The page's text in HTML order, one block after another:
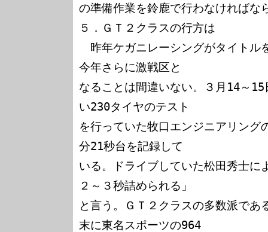
の準備作業を鈴鹿で行わなければな
５．ＧＴ２クラスの行方は
昨年ケガニレーシングがタイトル
今年さらに激戦区と
なることは間違いない。３月14～
い230タイヤのテスト
を行っていた牧口エンジニアリング
分21秒台を記録して
いる。ドライブしていた松田秀士に
２～３秒詰められる」
と言う。ＧＴ２クラスの多数派であ
末に東名スポーツの964